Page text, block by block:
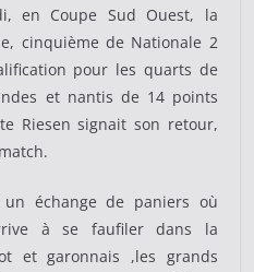
en Coupe Sud Ouest, la
cinquième de Nationale 2
pour les quarts de
et nantis de 14 points
Riesen signait son retour,
échange de paniers où
à se faufiler dans la
et garonnais ,les grands